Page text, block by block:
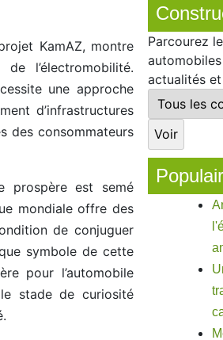
KamAZ, montre
l’électromobilité.
une approche
d’infrastructures
des consommateurs
prospère est semé
mondiale offre des
de conjuguer
symbole de cette
pour l’automobile
stade de curiosité
Parcourez
actualités